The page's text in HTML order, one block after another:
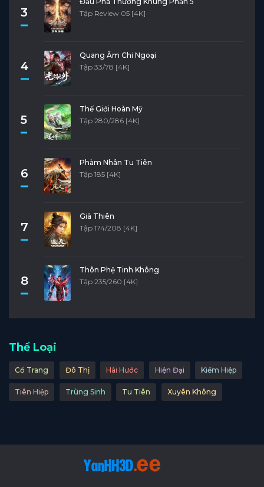
3
Tập Review 05 [4K]
4
Quang Âm Chi Ngoại
Tập 33/78 [4K]
5
Thế Giới Hoàn Mỹ
Tập 280/286 [4K]
6
Phàm Nhân Tu Tiên
Tập 185 [4K]
7
Già Thiên
Tập 174/208 [4K]
8
Thôn Phệ Tinh Không
Tập 235/260 [4K]
Thể Loại
Cổ Trang Đô Thị Hài Hước Hiện Đại Kiếm Hiệp
Tiên Hiệp Trùng Sinh Tu Tiên Xuyên Không